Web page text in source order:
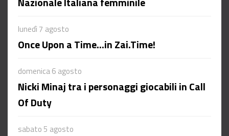
lunedì 7 agosto
Once Upon a Time...in Zai.Time!
domenica 6 agosto
Nicki Minaj tra i personaggi giocabili in Call
Of Duty
sabato 5 agosto